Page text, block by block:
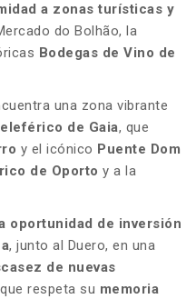
a zonas turísticas y
do Bolhão, la
Bodegas de Vino de
una zona vibrante
de Gaia, que
y el icónico Puente Dom
de Oporto y a la
oportunidad de inversión
, junto al Duero, en una
de nuevas
respeta su memoria